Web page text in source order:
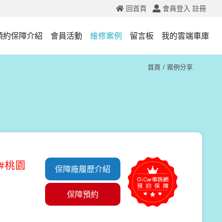
會員登入 註冊
回首頁
約保障介紹 會員活動 維修案例 留言板 我的雲端車庫
首頁 案例分享
桃園 保障廠履歷介紹
保障預約